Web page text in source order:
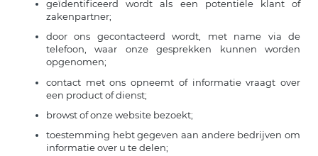
geïdentificeerd wordt als een potentiële klant of
zakenpartner;
door ons gecontacteerd wordt, met name via de
telefoon, waar onze gesprekken kunnen worden
opgenomen;
contact met ons opneemt of informatie vraagt over
een product of dienst;
browst of onze website bezoekt;
toestemming hebt gegeven aan andere bedrijven om
informatie over u te delen;